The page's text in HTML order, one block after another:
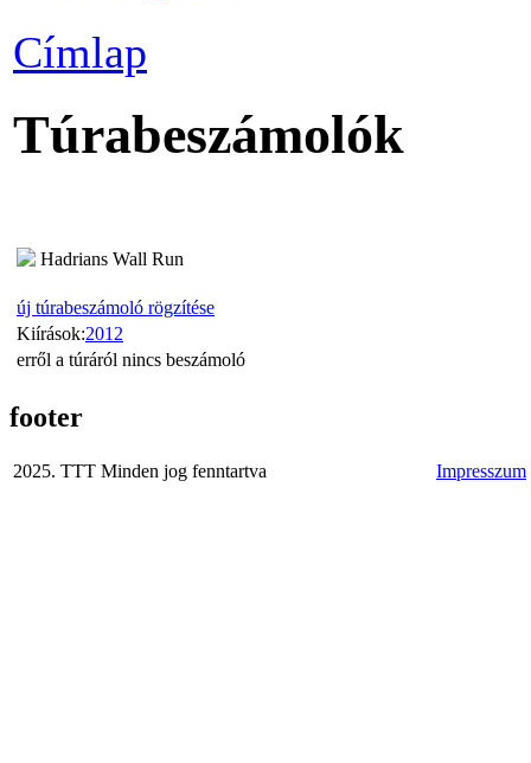
Címlap
Túrabeszámolók
Hadrians Wall Run
új túrabeszámoló rögzítése
Kiírások:2012
erről a túráról nincs beszámoló
footer
2025. TTT Minden jog fenntartva Impresszum